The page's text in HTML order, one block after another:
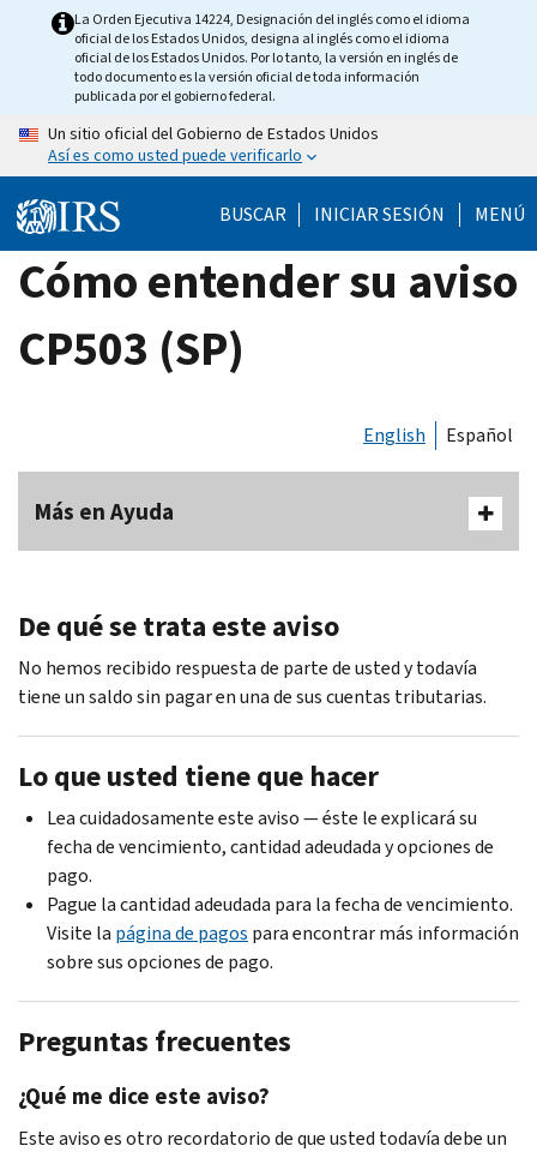
La Orden Ejecutiva 14224, Designación del inglés como el idioma
oficial de los Estados Unidos, designa al inglés como el idioma
oficial de los Estados Unidos. Por lo tanto, la versión en inglés de
todo documento es la versión oficial de toda información
publicada por el gobierno federal.
Un sitio oficial del Gobierno de Estados Unidos
Así es como usted puede verificarlo
BUSCAR INICIAR SESIÓN MENÚ
Cómo entender su aviso
CP503 (SP)
English Español
Más en Ayuda
De qué se trata este aviso
No hemos recibido respuesta de parte de usted y todavía
tiene un saldo sin pagar en una de sus cuentas tributarias.
Lo que usted tiene que hacer
Lea cuidadosamente este aviso — éste le explicará su
fecha de vencimiento, cantidad adeudada y opciones de
pago.
Pague la cantidad adeudada para la fecha de vencimiento.
Visite la página de pagos para encontrar más información
sobre sus opciones de pago.
Preguntas frecuentes
¿Qué me dice este aviso?
Este aviso es otro recordatorio de que usted todavía debe un